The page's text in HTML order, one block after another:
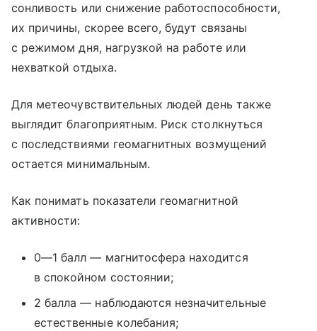
сонливость или снижение работоспособности,
их причины, скорее всего, будут связаны
с режимом дня, нагрузкой на работе или
нехваткой отдыха.
Для метеочувствительных людей день также
выглядит благоприятным. Риск столкнуться
с последствиями геомагнитных возмущений
остается минимальным.
Как понимать показатели геомагнитной
активности:
0—1 балл — магнитосфера находится
в спокойном состоянии;
2 балла — наблюдаются незначительные
естественные колебания;